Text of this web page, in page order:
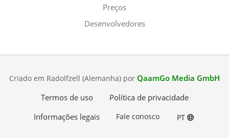
Preços
Desenvolvedores
Criado em Radolfzell (Alemanha) por QaamGo Media GmbH
Termos de uso
Política de privacidade
Informações legais
Fale conosco PT